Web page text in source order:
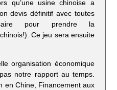
qu’une usine chinoise a
devis définitif avec toutes
pour prendre la
Ce jeu sera ensuite
organisation économique
notre rapport au temps.
en Chine, Financement aux